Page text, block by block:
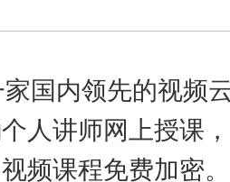
国内领先的视频
人讲师网上授课
频课程免费加密